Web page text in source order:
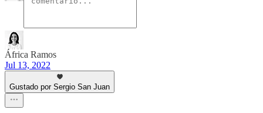
África Ramos
Jul 13, 2022
Gustado por Sergio San Juan